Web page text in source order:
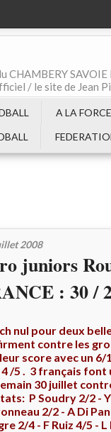
CHAMBERY
/ le site de Jean
A LA
2008
juniors
: 30 /
nul pour deux
contre les
score avec un 6/
4 /5 . 3 français
30 juillet
P Soudry 2/2 -
2/2 - A Di
2/4 - F Ruiz 4/5 -